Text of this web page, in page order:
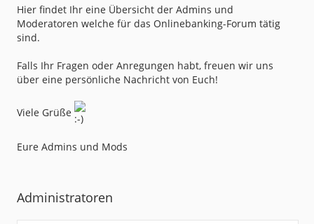
Hier findet Ihr eine Übersicht der Admins und
Moderatoren welche für das Onlinebanking-Forum tätig
sind.
Falls Ihr Fragen oder Anregungen habt, freuen wir uns
über eine persönliche Nachricht von Euch!
Viele Grüße
Eure Admins und Mods
Administratoren